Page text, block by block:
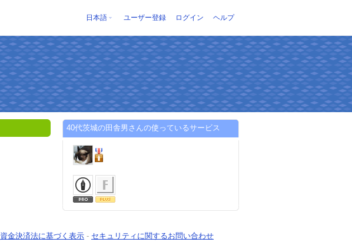
日本語 ユーザー登録 ログイン ヘルプ
40代茨城の田舎男さんの使っているサービス
資金決済法に基づく表示 - セキュリティに関するお問い合わせ